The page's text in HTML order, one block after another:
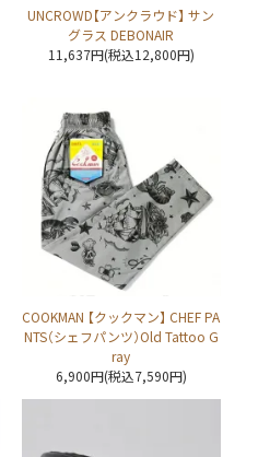
UNCROWD【アンクラウド】 サン
グラス DEBONAIR
11,637円(税込12,800円)
COOKMAN 【クックマン】 CHEF PA
NTS（シェフパンツ）Old Tattoo G
ray
6,900円(税込7,590円)